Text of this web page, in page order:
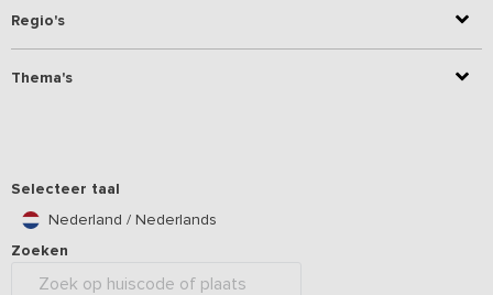
Regio's
Thema's
Selecteer taal
Nederland / Nederlands
Zoeken